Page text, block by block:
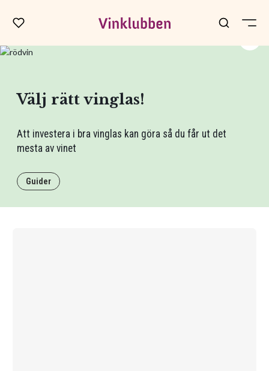
Välj rätt vinglas!
Att investera i bra vinglas kan göra så du får ut det
mesta av vinet
Guider